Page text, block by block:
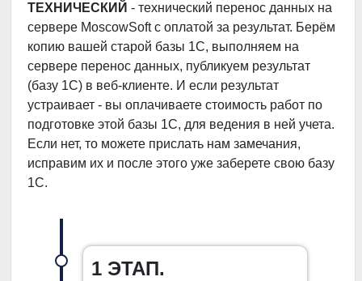
ТЕХНИЧЕСКИЙ - технический перенос данных на
сервере MoscowSoft с оплатой за результат. Берём
копию вашей старой базы 1С, выполняем на
сервере перенос данных, публикуем результат
(базу 1С) в веб-клиенте. И если результат
устраивает - вы оплачиваете стоимость работ по
подготовке этой базы 1С, для ведения в ней учета.
Если нет, то можете прислать нам замечания,
исправим их и после этого уже заберете свою базу
1С.
1 ЭТАП.